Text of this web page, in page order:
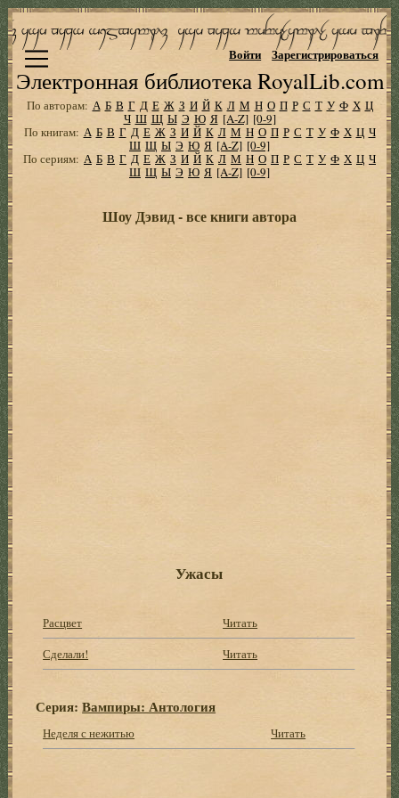
Электронная библиотека RoyalLib.com
Войти Зарегистрироваться
По авторам: А Б В Г Д Е Ж З И Й К Л М Н О П Р С Т У Ф Х Ц
Ч Ш Щ Ы Э Ю Я [A-Z] [0-9]
По книгам: А Б В Г Д Е Ж З И Й К Л М Н О П Р С Т У Ф Х Ц Ч
Ш Щ Ы Э Ю Я [A-Z] [0-9]
По сериям: А Б В Г Д Е Ж З И Й К Л М Н О П Р С Т У Ф Х Ц Ч
Ш Щ Ы Э Ю Я [A-Z] [0-9]
Шоу Дэвид - все книги автора
Ужасы
Расцвет
Читать
Сделали!
Читать
Серия:Вампиры: Антология
Неделя с нежитью Читать